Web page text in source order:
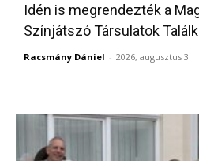
Idén is megrendezték a
Színjátszó Társulatok
Racsmány Dániel - 2026, augusztus 3.